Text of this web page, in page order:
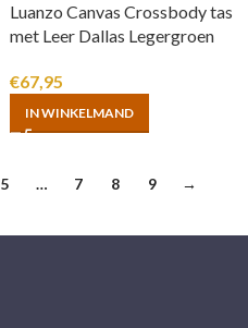
Luanzo Canvas Crossbody tas
met Leer Dallas Legergroen
€67,95
IN WINKELMAND
5 … 7 8 9 →